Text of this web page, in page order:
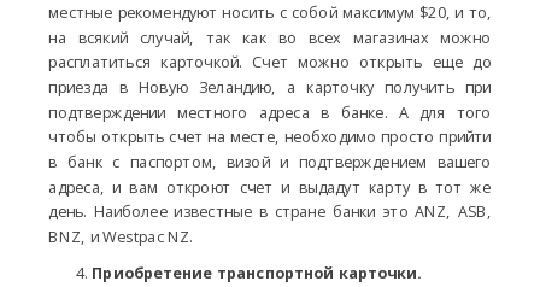
местные рекомендуют носить с собой максимум $20, и то,
на всякий случай, так как во всех магазинах можно
расплатиться карточкой. Счет можно открыть еще до
приезда в Новую Зеландию, а карточку получить при
подтверждении местного адреса в банке. А для того
чтобы открыть счет на месте, необходимо просто прийти
в банк с паспортом, визой и подтверждением вашего
адреса, и вам откроют счет и выдадут карту в тот же
день. Наиболее известные в стране банки это ANZ, ASB,
BNZ, и Westpac NZ.
Приобретение транспортной карточки.